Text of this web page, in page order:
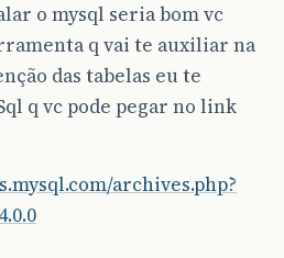
o mysql seria bom vc
q vai te auxiliar na
das tabelas eu te
q vc pode pegar no link
archives.php?